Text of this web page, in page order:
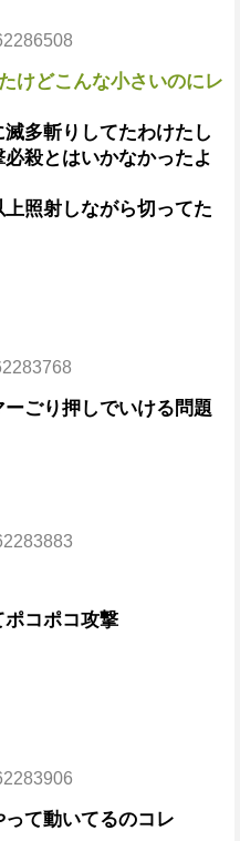
けどこんな小さいのにレ
多斬りしてたわけたし
殺とはいかなかったよ
照射しながら切ってた
ごり押しでいける問題
コポコ攻撃
て動いてるのコレ